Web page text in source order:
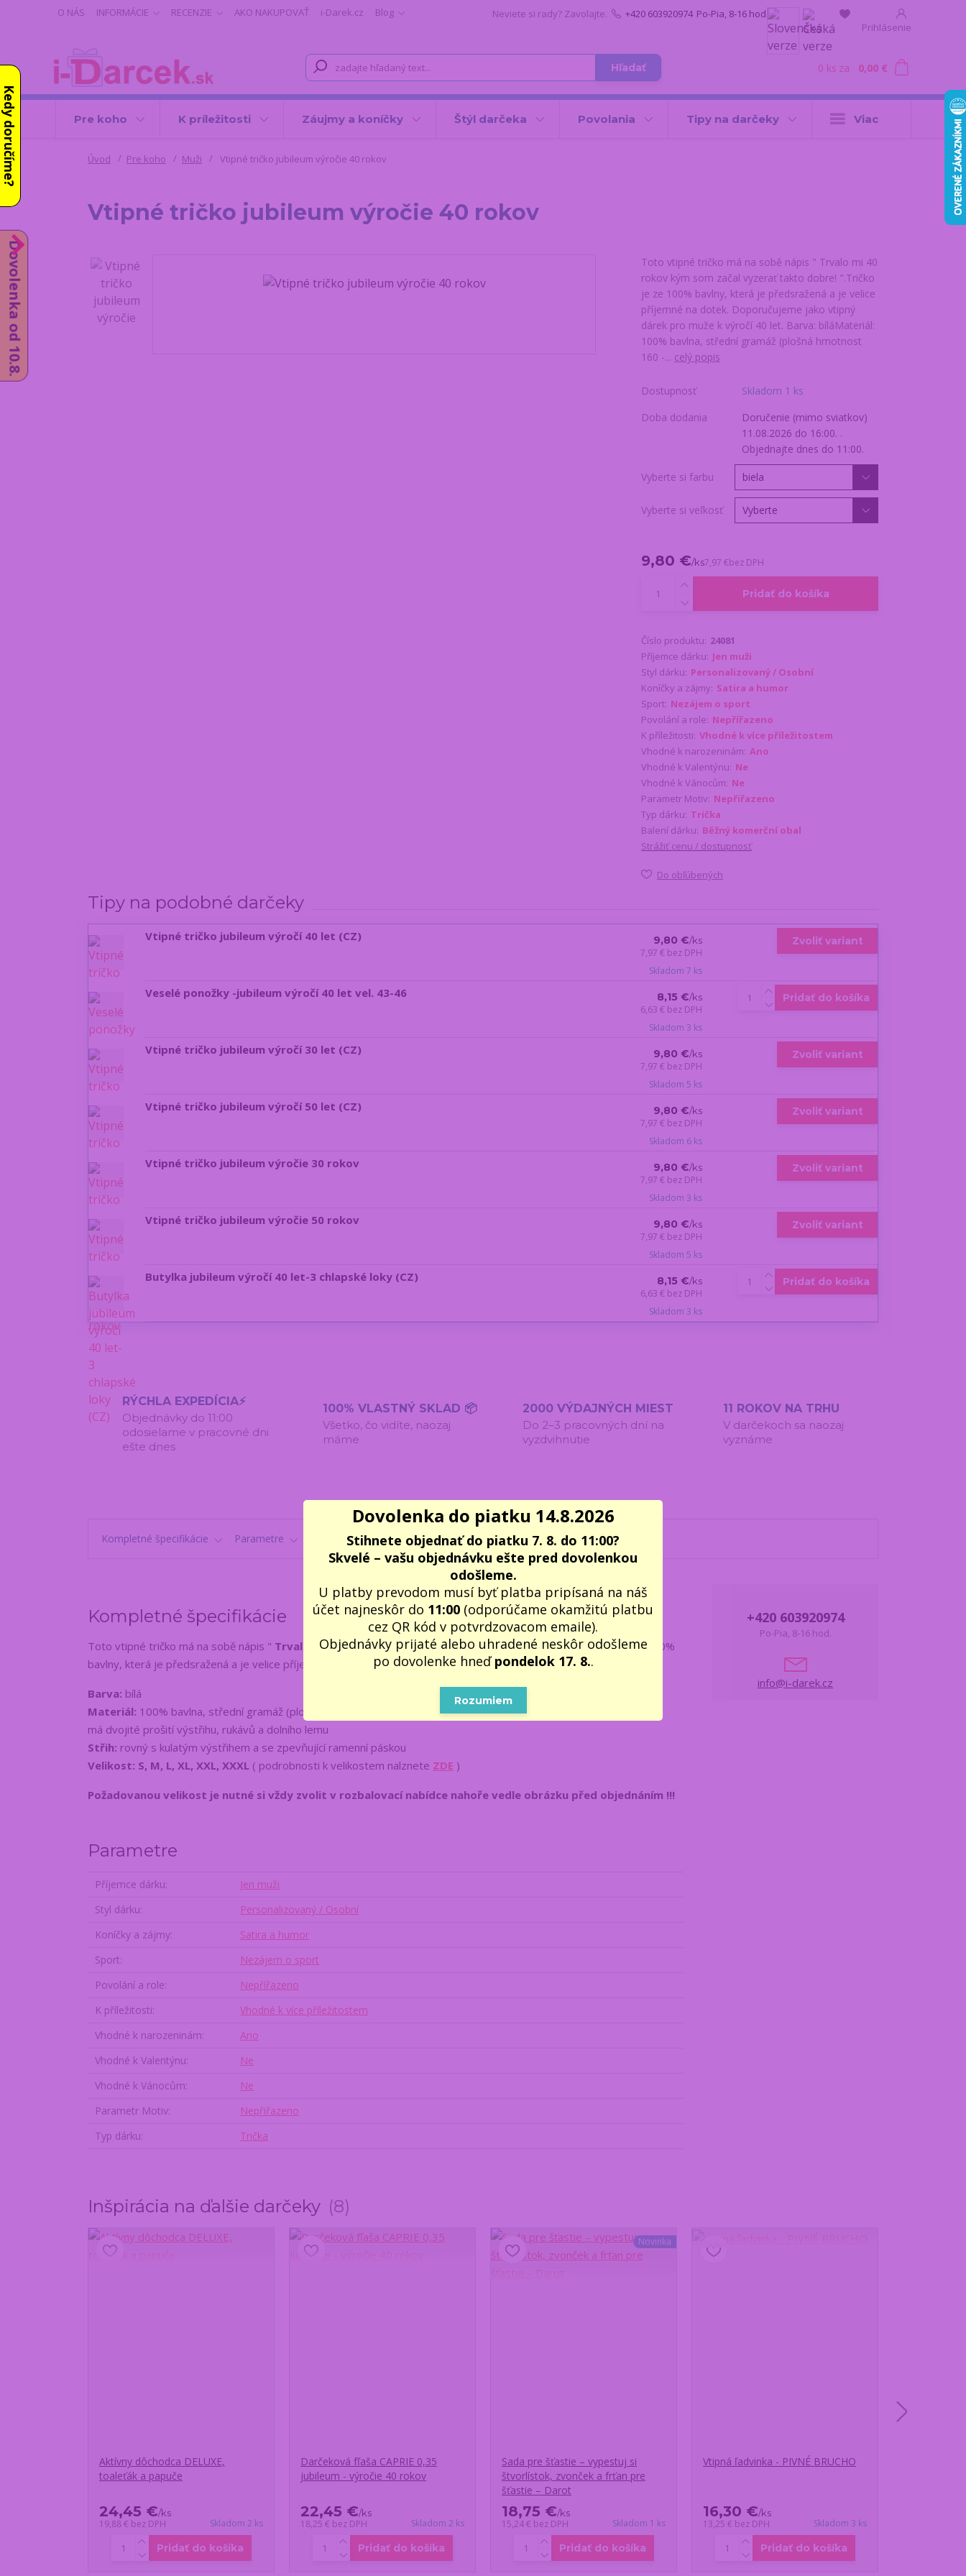
O NÁS INFORMÁCIE RECENZIE AKO NAKUPOVAŤ i-Darek.cz
Blog
Prihlásenie
Hľadať
Neviete si rady? Zavolajte. +420 603920974 Po-Pia, 8-16 hod.
0 ks za 0,00 €
Pre koho K príležitosti Záujmy a koníčky Štýl darčeka Povolania Tipy na darčeky Viac
Úvod Pre koho Muži Vtipné tričko jubileum výročie 40 rokov
Vtipné tričko jubileum výročie 40 rokov
Toto vtipné tričko má na sobě nápis " Trvalo mi 40
rokov kým som začal vyzerať takto dobre! ".Tričko
je ze 100% bavlny, která je předsražená a je velice
příjemné na dotek. Doporučujeme jako vtipný
dárek pro muže k výročí 40 let. Barva: bíláMateriál:
100% bavlna, střední gramáž (plošná hmotnost
160 -... celý popis
Dostupnosť
Skladom 1 ks
Doba dodania
Doručenie (mimo sviatkov)
11.08.2026 do 16:00. .
Objednajte dnes do 11:00.
Vyberte si farbu
Vyberte si veľkosť
9,80 €/ks7,97 €bez DPH
Pridať do košíka
Číslo produktu: 24081
Příjemce dárku: Jen muži
Styl dárku: Personalizovaný / Osobní
Koníčky a zájmy: Satira a humor
Sport: Nezájem o sport
Povolání a role: Nepřířazeno
K příležitosti: Vhodné k více příležitostem
Vhodné k narozeninám: Ano
Vhodné k Valentýnu: Ne
Vhodné k Vánocům: Ne
Parametr Motiv: Nepřiřazeno
Typ dárku: Trička
Balení dárku: Běžný komerční obal
Strážiť cenu / dostupnosť
Do obľúbených
Tipy na podobné darčeky
Vtipné tričko jubileum výročí 40 let (CZ) 9,80 €/ks
7,97 € bez DPH
Skladom 7 ks
Zvoliť variant
Veselé ponožky -jubileum výročí 40 let vel. 43-46 8,15 €/ks
6,63 € bez DPH
Skladom 3 ks
Pridať do košíka
Vtipné tričko jubileum výročí 30 let (CZ) 9,80 €/ks
7,97 € bez DPH
Skladom 5 ks
Zvoliť variant
Vtipné tričko jubileum výročí 50 let (CZ) 9,80 €/ks
7,97 € bez DPH
Skladom 6 ks
Zvoliť variant
Vtipné tričko jubileum výročie 30 rokov 9,80 €/ks
7,97 € bez DPH
Skladom 3 ks
Zvoliť variant
Vtipné tričko jubileum výročie 50 rokov 9,80 €/ks
7,97 € bez DPH
Skladom 5 ks
Zvoliť variant
Butylka jubileum výročí 40 let-3 chlapské loky (CZ) 8,15 €/ks
6,63 € bez DPH
Skladom 3 ks
Pridať do košíka
RÝCHLA EXPEDÍCIA⚡
Objednávky do 11:00
odosielame v pracovné dni
ešte dnes
100% VLASTNÝ SKLAD 📦
Všetko, čo vidíte, naozaj
máme
2000 VÝDAJNÝCH MIEST
Do 2–3 pracovných dní na
vyzdvihnutie
11 ROKOV NA TRHU
V darčekoch sa naozaj
vyznáme
Kompletné špecifikácie Parametre Komentáre 0 Inšpirácia na ďalšie darčeky
Kompletné špecifikácie
Toto vtipné tričko má na sobě nápis " Trvalo mi 40 rokov kým som začal vyzerať takto dobre!".Tričko je ze 100%
bavlny, která je předsražená a je velice příjemné na dotek. Doporučujeme jako vtipný dárek pro muže k výročí 40 let.
Barva: bílá
Materiál: 100% bavlna, střední gramáž (plošná hmotnost 160 - 165g/m2), je bez bočních švů a
má dvojité prošití výstřihu, rukávů a dolního lemu
Střih: rovný s kulatým výstřihem a se zpevňující ramenní páskou
Velikost: S, M, L, XL, XXL, XXXL ( podrobnosti k velikostem nalznete ZDE )
Požadovanou velikost je nutné si vždy zvolit v rozbalovací nabídce nahoře vedle obrázku před objednáním !!!
Parametre
Příjemce dárku
Jen muži
Styl dárku
Personalizovaný / Osobní
Koníčky a zájmy
Satira a humor
Sport
Nezájem o sport
Povolání a role
Nepřířazeno
K příležitosti
Vhodné k více příležitostem
Vhodné k narozeninám
Ano
Vhodné k Valentýnu
Ne
Vhodné k Vánocům
Ne
Parametr Motiv
Nepřiřazeno
Typ dárku
Trička
+420 603920974
Po-Pia, 8-16 hod.
info@i-darek.cz
Inšpirácia na ďalšie darčeky 8
Aktívny dôchodca DELUXE,
toaleťák a papuče
24,45 €/ks
19,88 € bez DPH Skladom 2 ks
Pridať do košíka
Darčeková fľaša CAPRIE 0,35
jubileum - výročie 40 rokov
22,45 €/ks
18,25 € bez DPH Skladom 2 ks
Pridať do košíka
Novinka
Sada pre šťastie – vypestuj si
štvorlístok, zvonček a frťan pre
šťastie – Darot
18,75 €/ks
15,24 € bez DPH Skladom 1 ks
Pridať do košíka
Vtipná ľadvinka - PIVNÉ BRUCHO
16,30 €/ks
13,25 € bez DPH Skladom 3 ks
Pridať do košíka
Dovolenka do piatku 14.8.2026
Stihnete objednať do piatku 7. 8. do 11:00?
Skvelé – vašu objednávku ešte pred dovolenkou
odošleme.
U platby prevodom musí byť platba pripísaná na náš
účet najneskôr do 11:00 (odporúčame okamžitú platbu
cez QR kód v potvrdzovacom emaile).
Objednávky prijaté alebo uhradené neskôr odošleme
po dovolenke hneďpondelok 17. 8..
Rozumiem
Dovolenka od 10.8.
Kedy doručíme?